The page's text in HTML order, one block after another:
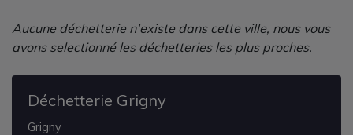
Aucune déchetterie n'existe dans cette ville, nous vous
avons selectionné les déchetteries les plus proches.
Déchetterie Grigny
Grigny